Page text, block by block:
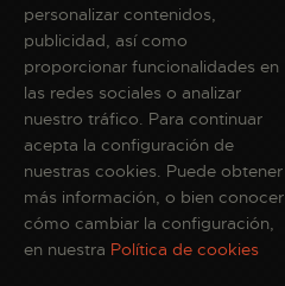
personalizar contenidos,
publicidad, así como
proporcionar funcionalidades en
las redes sociales o analizar
nuestro tráfico. Para continuar
acepta la configuración de
nuestras cookies. Puede obtener
más información, o bien conocer
cómo cambiar la configuración,
en nuestra Política de cookies